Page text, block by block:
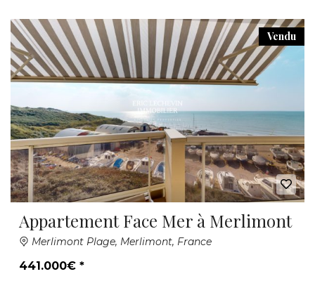
Vendu
Appartement Face Mer à Merlimont
Merlimont Plage, Merlimont, France
441.000€ *